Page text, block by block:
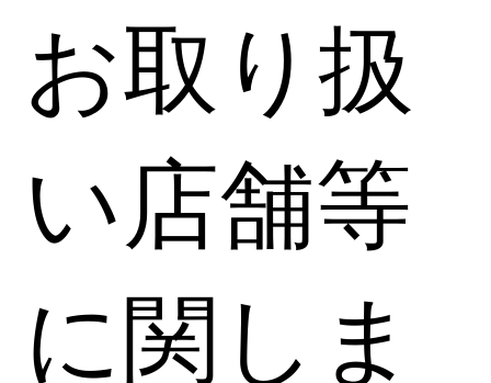
お取り扱
い店舗等
に関しま